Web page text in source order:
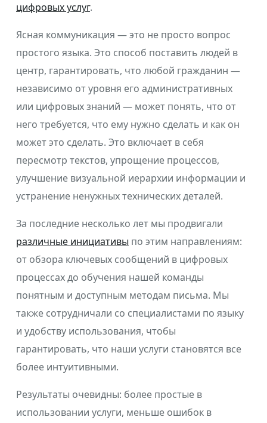
цифровых услуг.
Ясная коммуникация — это не просто вопрос
простого языка. Это способ поставить людей в
центр, гарантировать, что любой гражданин —
независимо от уровня его административных
или цифровых знаний — может понять, что от
него требуется, что ему нужно сделать и как он
может это сделать. Это включает в себя
пересмотр текстов, упрощение процессов,
улучшение визуальной иерархии информации и
устранение ненужных технических деталей.
За последние несколько лет мы продвигали
различные инициативы по этим направлениям:
от обзора ключевых сообщений в цифровых
процессах до обучения нашей команды
понятным и доступным методам письма. Мы
также сотрудничали со специалистами по языку
и удобству использования, чтобы
гарантировать, что наши услуги становятся все
более интуитивными.
Результаты очевидны: более простые в
использовании услуги, меньше ошибок в